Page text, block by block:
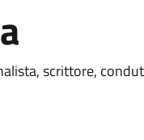
scrittore,